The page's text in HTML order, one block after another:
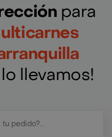
para
llevamos!